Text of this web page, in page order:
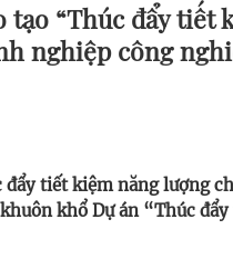
“Thúc đẩy tiết
nghiệp công
tiết kiệm năng lượng
khổ Dự án “Thúc